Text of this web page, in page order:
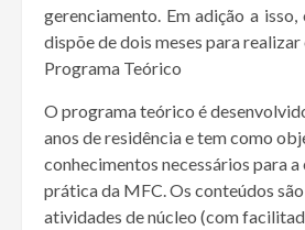
gerenciamento. Em adição a
dispõe de dois meses para
Programa Teórico
O programa teórico é
anos de residência e tem como
conhecimentos necessários para a
prática da MFC. Os conteúdos
atividades de núcleo (com